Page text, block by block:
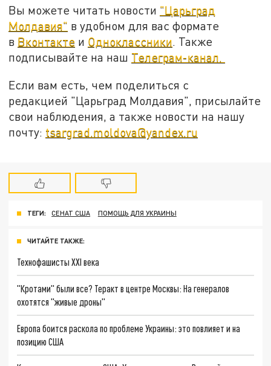
Вы можете читать новости "Царьград
Молдавия" в удобном для вас формате
в Вконтакте и Одноклассники. Также
подписывайте на наш Телеграм-канал.
Если вам есть, чем поделиться с
редакцией "Царьград Молдавия", присылайте
свои наблюдения, а также новости на нашу
почту: tsargrad.moldova@yandex.ru
ТЕГИ: СЕНАТ США ПОМОЩЬ ДЛЯ УКРАИНЫ
ЧИТАЙТЕ ТАКЖЕ:
Технофашисты XXI века
"Кротами" были все? Теракт в центре Москвы: На генералов
охотятся "живые дроны"
Европа боится раскола по проблеме Украины: это повлияет и на
позицию США